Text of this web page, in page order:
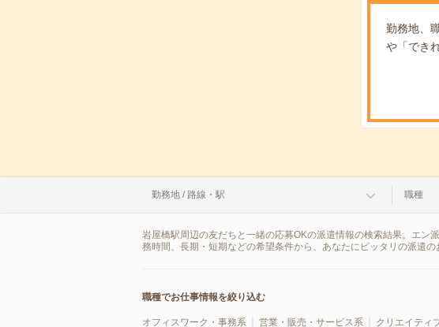
勤務地、
や「でき
勤務地 / 路線・駅 職種
岩屋橋駅周辺の友だちと一緒の応募OKの派遣情報の検索結果。エン
務時間、長期・短期などの希望条件から、あなたにピッタリの派遣の
職種でお仕事情報を絞り込む
オフィスワーク・事務系 営業・販売・サービス系 クリエイティ